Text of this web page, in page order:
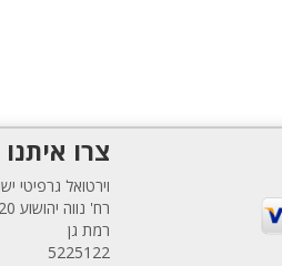
צרו
וירטואל גרפיטי
רח' נווה יהושוע 20,
רמת גן
5225122